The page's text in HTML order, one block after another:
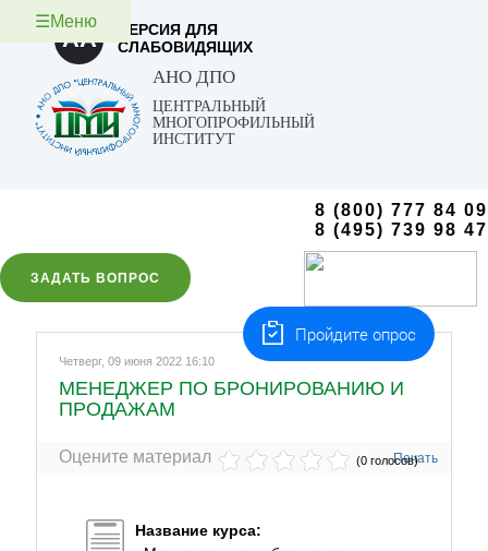
☰Меню
AA
ВЕРСИЯ ДЛЯ
СЛАБОВИДЯЩИХ
АНО ДПО
ЦЕНТРАЛЬНЫЙ
МНОГОПРОФИЛЬНЫЙ
ИНСТИТУТ
8 (800) 777 84 09
8 (495) 739 98 47
ЗАДАТЬ ВОПРОС
Четверг, 09 июня 2022 16:10
МЕНЕДЖЕР ПО БРОНИРОВАНИЮ И
ПРОДАЖАМ
Печать
Оцените материал (0 голосов)
Название курса:
Пройдите опрос